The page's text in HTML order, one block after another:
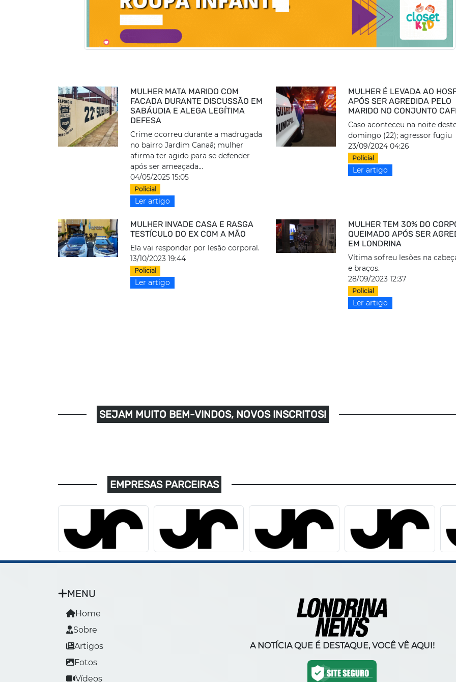
MULHER MATA MARIDO COM
FACADA DURANTE DISCUSSÃO EM
SABÁUDIA E ALEGA LEGÍTIMA
DEFESA
Crime ocorreu durante a madrugada
no bairro Jardim Canaã; mulher
afirma ter agido para se defender
após ser ameaçada...
04/05/2025 15:05
Policial
Ler artigo
MULHER É LEVADA AO
APÓS SER AGREDIDA PELO
MARIDO NO CONJUNTO
Caso aconteceu na noite
domingo (22); agressor fugiu
23/09/2024 04:26
Policial
Ler artigo
MULHER INVADE CASA E RASGA
TESTÍCULO DO EX COM A MÃO
Ela vai responder por lesão corporal.
13/10/2023 19:44
Policial
Ler artigo
MULHER TEM 30% DO
QUEIMADO APÓS SER
EM LONDRINA
Vítima sofreu lesões na
e braços.
28/09/2023 12:37
Policial
Ler artigo
SEJAM MUITO BEM-VINDOS, NOVOS INSCRITOS!
EMPRESAS PARCEIRAS
A NOTÍCIA QUE É DESTAQUE, VOCÊ VÊ AQUI!
MENU
Home
Sobre
Artigos
Fotos
Vídeos